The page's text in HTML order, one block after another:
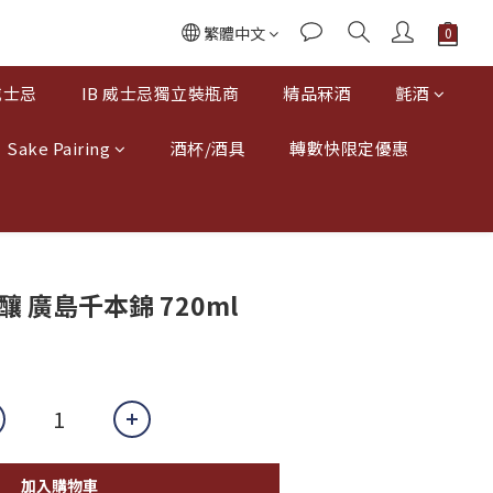
繁體中文
忌 IB 威士忌獨立裝瓶商 精品冧酒 氈酒
Sake Pairing 酒杯/酒具 轉數快限定優惠
廣島千本錦 720ml
加入購物車